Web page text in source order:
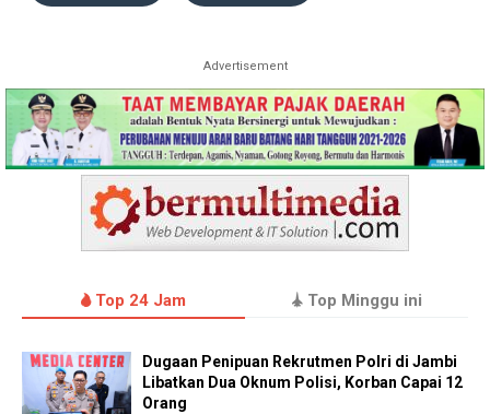
Advertisement
Top 24 Jam Top Minggu ini
Dugaan Penipuan Rekrutmen Polri di Jambi
Libatkan Dua Oknum Polisi, Korban Capai 12
Orang